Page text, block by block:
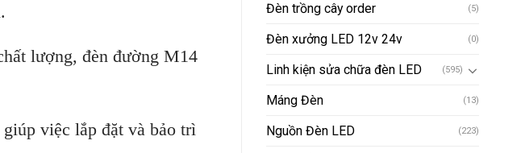
lượng, đèn đường M14
việc lắp đặt và bảo trì
Đèn trồng cây order (5)
Đèn xưởng LED 12v 24v (0)
Linh kiện sửa chữa đèn LED (595)
Máng Đèn (13)
Nguồn Đèn LED (223)